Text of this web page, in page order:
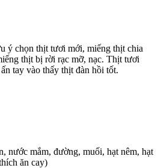
ý chọn thịt tươi mới, miếng thịt chia
thịt bị rời rạc mỡ, nạc. Thịt tươi
tay vào thấy thịt đàn hồi tốt.
nước mắm, đường, muối, hạt nêm, hạt
ăn cay)